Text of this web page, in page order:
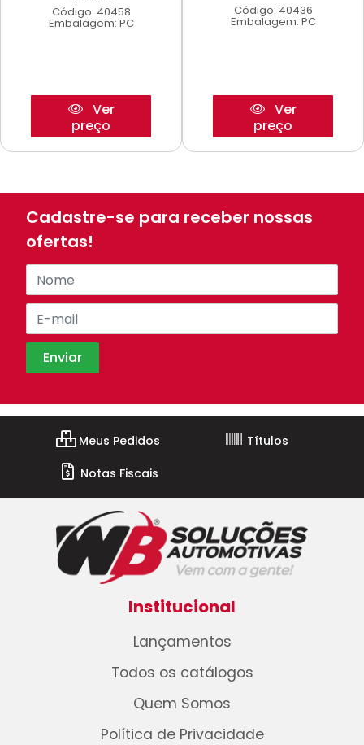
Código: 40458
Embalagem: PC
Ver
preço
Código: 40436
Embalagem: PC
Ver
preço
Cadastre-se para receber nossas
ofertas!
Meus Pedidos
Títulos
Notas Fiscais
Institucional
Lançamentos
Todos os catálogos
Quem Somos
Política de Privacidade